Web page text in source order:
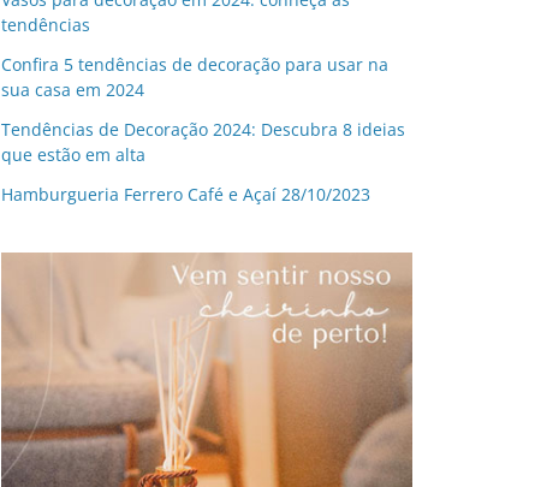
tendências
Confira 5 tendências de decoração para usar na
sua casa em 2024
Tendências de Decoração 2024: Descubra 8 ideias
que estão em alta
Hamburgueria Ferrero Café e Açaí 28/10/2023